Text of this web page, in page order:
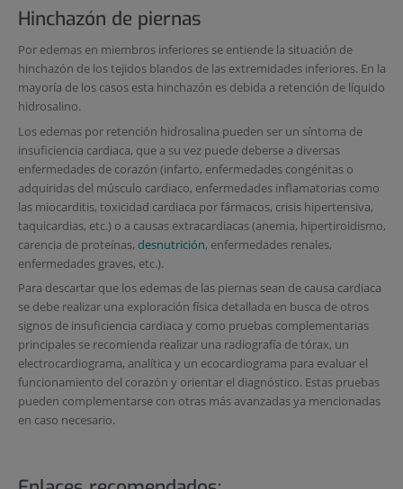
Hinchazón de piernas
Por edemas en miembros inferiores se entiende la situación de
hinchazón de los tejidos blandos de las extremidades inferiores. En la
mayoría de los casos esta hinchazón es debida a retención de líquido
hidrosalino.
Los edemas por retención hidrosalina pueden ser un síntoma de
insuficiencia cardiaca, que a su vez puede deberse a diversas
enfermedades de corazón (infarto, enfermedades congénitas o
adquiridas del músculo cardiaco, enfermedades inflamatorias como
las miocarditis, toxicidad cardiaca por fármacos, crisis hipertensiva,
taquicardias, etc.) o a causas extracardiacas (anemia, hipertiroidismo,
carencia de proteínas, desnutrición, enfermedades renales,
enfermedades graves, etc.).
Para descartar que los edemas de las piernas sean de causa cardiaca
se debe realizar una exploración física detallada en busca de otros
signos de insuficiencia cardiaca y como pruebas complementarias
principales se recomienda realizar una radiografía de tórax, un
electrocardiograma, analítica y un ecocardiograma para evaluar el
funcionamiento del corazón y orientar el diagnóstico. Estas pruebas
pueden complementarse con otras más avanzadas ya mencionadas
en caso necesario.